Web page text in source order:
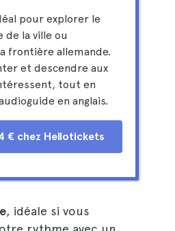
pour explorer le
la ville ou
frontière allemande.
et descendre aux
tout en
en anglais.
€ chez Hellotickets
, idéale si vous